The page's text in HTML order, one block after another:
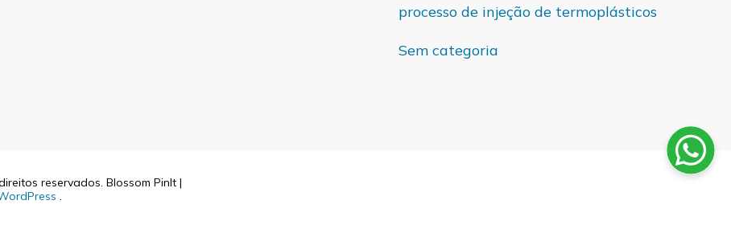
processo de injeção de termoplásticos
Sem categoria
reservados. Blossom PinIt |
.